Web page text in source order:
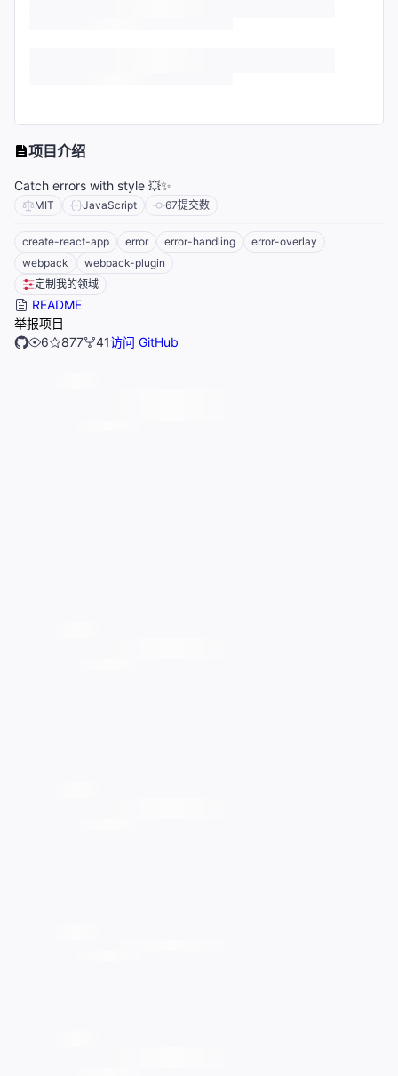
项目介绍
Catch errors with style 💥✨
MIT JavaScript 67提交数
create-react-app error error-handling
error-overlay
webpack
webpack-plugin
定制我的领域
README
举报项目
6
877 41访问 GitHub